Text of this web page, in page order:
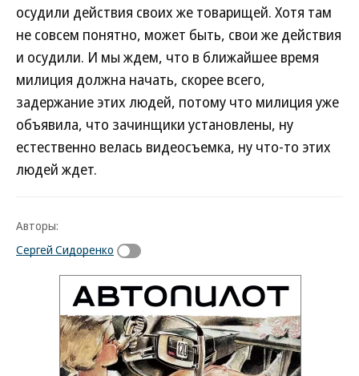
осудили действия своих же товарищей. Хотя там
не совсем понятно, может быть, свои же действия
и осудили. И мы ждем, что в ближайшее время
милиция должна начать, скорее всего,
задержание этих людей, потому что милиция уже
объявила, что зачинщики установлены, ну
естественно велась видеосъемка, ну что-то этих
людей ждет.
Авторы:
Сергей Сидоренко